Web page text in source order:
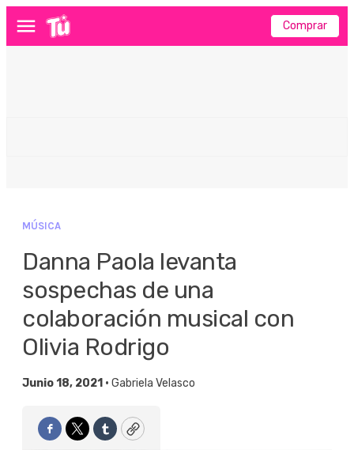
Menú Comprar
MÚSICA
Danna Paola levanta
sospechas de una
colaboración musical con
Olivia Rodrigo
Junio 18, 2021 • Gabriela Velasco
Facebook
TwitterTumblrCopy